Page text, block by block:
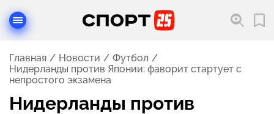
Главная Новости
Футбол
Нидерланды против Японии: фаворит стартует с
непростого экзамена
Нидерланды против